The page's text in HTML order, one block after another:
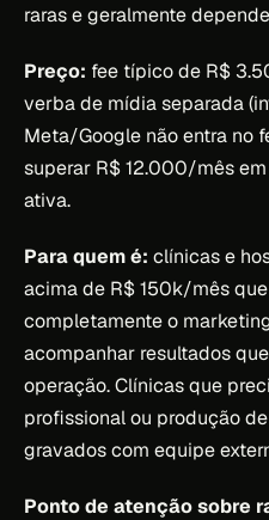
raras e geralmente
Preço: fee típico de R$
verba de mídia separada
Meta/Google não entra no
superar R$ 12.000/mês
ativa.
Para quem é: clínicas e
acima de R$ 150k/mês
completamente o
acompanhar resultados
operação. Clínicas que
profissional ou produção
gravados com equipe
Ponto de atenção sobre